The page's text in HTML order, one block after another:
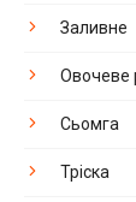
Заливне
Овочеве
Сьомга
Тріска